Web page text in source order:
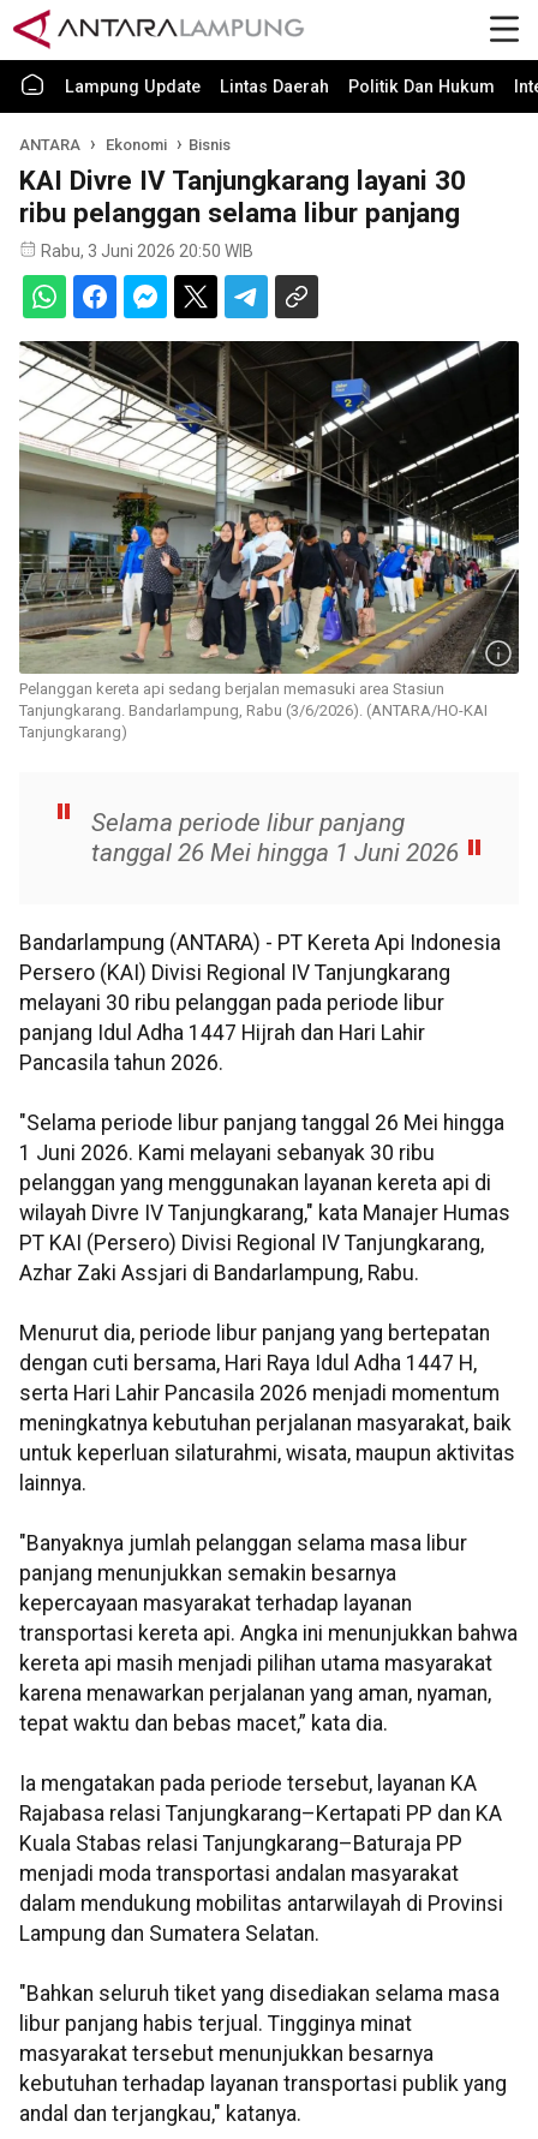
Lampung Update Lintas Daerah Politik Dan Hukum
ANTARA Ekonomi Bisnis
KAI Divre IV Tanjungkarang layani 30
ribu pelanggan selama libur panjang
Rabu, 3 Juni 2026 20:50 WIB
Pelanggan kereta api sedang berjalan memasuki area Stasiun
Tanjungkarang. Bandarlampung, Rabu (3/6/2026). (ANTARA/HO-KAI
Tanjungkarang)
Selama periode libur panjang
tanggal 26 Mei hingga 1 Juni 2026
Bandarlampung (ANTARA) - PT Kereta Api Indonesia
Persero (KAI) Divisi Regional IV Tanjungkarang
melayani 30 ribu pelanggan pada periode libur
panjang Idul Adha 1447 Hijrah dan Hari Lahir
Pancasila tahun 2026.
"Selama periode libur panjang tanggal 26 Mei hingga
1 Juni 2026. Kami melayani sebanyak 30 ribu
pelanggan yang menggunakan layanan kereta api di
wilayah Divre IV Tanjungkarang," kata Manajer Humas
PT KAI (Persero) Divisi Regional IV Tanjungkarang,
Azhar Zaki Assjari di Bandarlampung, Rabu.
Menurut dia, periode libur panjang yang bertepatan
dengan cuti bersama, Hari Raya Idul Adha 1447 H,
serta Hari Lahir Pancasila 2026 menjadi momentum
meningkatnya kebutuhan perjalanan masyarakat, baik
untuk keperluan silaturahmi, wisata, maupun aktivitas
lainnya.
"Banyaknya jumlah pelanggan selama masa libur
panjang menunjukkan semakin besarnya
kepercayaan masyarakat terhadap layanan
transportasi kereta api. Angka ini menunjukkan bahwa
kereta api masih menjadi pilihan utama masyarakat
karena menawarkan perjalanan yang aman, nyaman,
tepat waktu dan bebas macet,” kata dia.
Ia mengatakan pada periode tersebut, layanan KA
Rajabasa relasi Tanjungkarang–Kertapati PP dan KA
Kuala Stabas relasi Tanjungkarang–Baturaja PP
menjadi moda transportasi andalan masyarakat
dalam mendukung mobilitas antarwilayah di Provinsi
Lampung dan Sumatera Selatan.
"Bahkan seluruh tiket yang disediakan selama masa
libur panjang habis terjual. Tingginya minat
masyarakat tersebut menunjukkan besarnya
kebutuhan terhadap layanan transportasi publik yang
andal dan terjangkau," katanya.